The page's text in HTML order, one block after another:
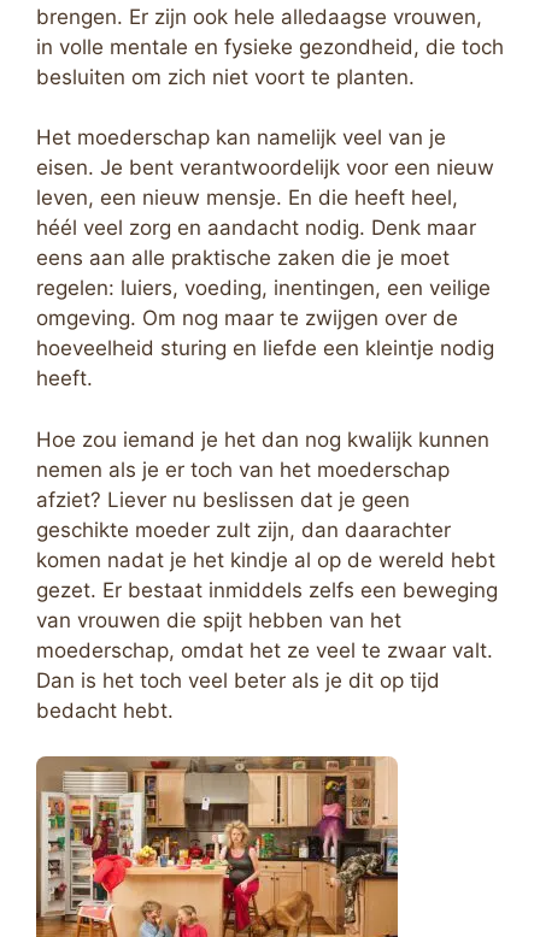
brengen. Er zijn ook hele alledaagse vrouwen,
in volle mentale en fysieke gezondheid, die toch
besluiten om zich niet voort te planten.
Het moederschap kan namelijk veel van je
eisen. Je bent verantwoordelijk voor een nieuw
leven, een nieuw mensje. En die heeft heel,
héél veel zorg en aandacht nodig. Denk maar
eens aan alle praktische zaken die je moet
regelen: luiers, voeding, inentingen, een veilige
omgeving. Om nog maar te zwijgen over de
hoeveelheid sturing en liefde een kleintje nodig
heeft.
Hoe zou iemand je het dan nog kwalijk kunnen
nemen als je er toch van het moederschap
afziet? Liever nu beslissen dat je geen
geschikte moeder zult zijn, dan daarachter
komen nadat je het kindje al op de wereld hebt
gezet. Er bestaat inmiddels zelfs een beweging
van vrouwen die spijt hebben van het
moederschap, omdat het ze veel te zwaar valt.
Dan is het toch veel beter als je dit op tijd
bedacht hebt.